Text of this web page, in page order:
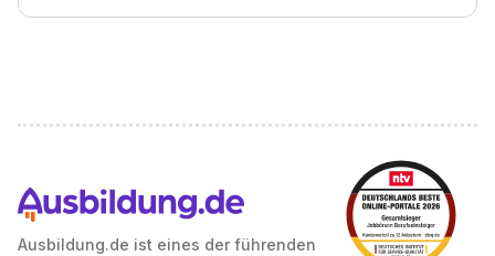
Ausbildung.de ist eines der führenden